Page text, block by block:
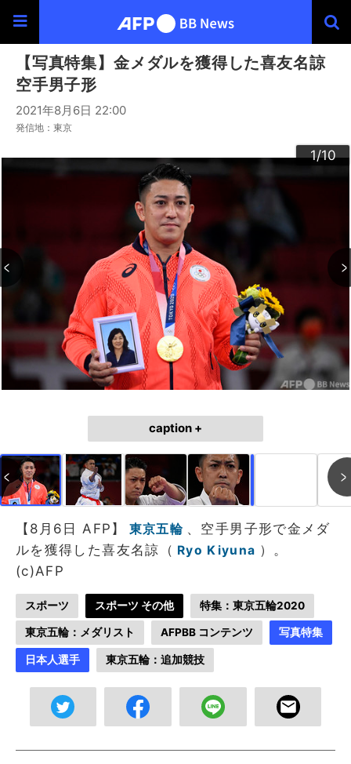
【写真特集】金メダルを獲得した喜友名諒
空手男子形
2021年8月6日 22:00
発信地：東京
1/10
2/10
3/10
4/10
5/10
6/10
7/10
8/10
9/10
10/10
caption +
成中 画像作成中
【8月6日 AFP】 東京五輪 、空手男子形で金メダ
ルを獲得した喜友名諒（ Ryo Kiyuna ）。
(c)AFP
スポーツ スポーツ その他 特集：東京五輪2020
東京五輪：メダリスト AFPBB コンテンツ 写真特集
日本人選手 東京五輪：追加競技